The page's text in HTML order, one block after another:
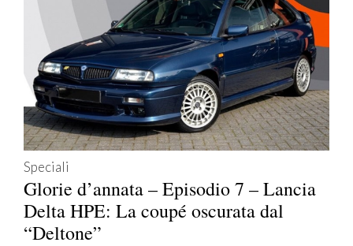
Speciali
Glorie d’annata – Episodio 7 – Lancia
Delta HPE: La coupé oscurata dal
“Deltone”